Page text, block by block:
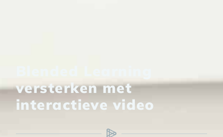
versterken met
interactieve video